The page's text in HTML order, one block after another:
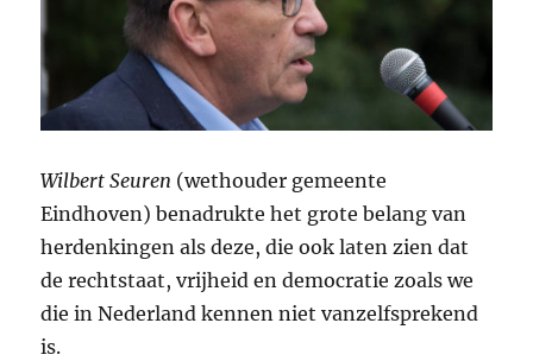
Wilbert Seuren (wethouder gemeente
Eindhoven) benadrukte het grote belang van
herdenkingen als deze, die ook laten zien dat
de rechtstaat, vrijheid en democratie zoals we
die in Nederland kennen niet vanzelfsprekend
is.